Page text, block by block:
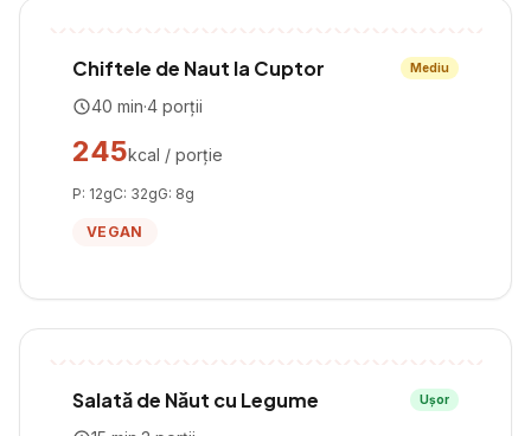
Chiftele de Naut la Cuptor Mediu
40 min·4 porții
245kcal / porție
P: 12gC: 32gG: 8g
VEGAN
Salată de Năut cu Legume Ușor